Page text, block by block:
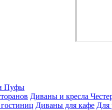
Пуфы
Диваны и кресла
Диваны для кафе Для